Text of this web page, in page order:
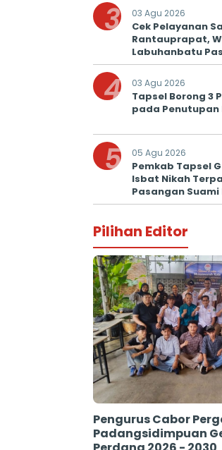
3 03 Agu 2026
Cek Pelayanan
Rantauprapat,
Labuhanbatu
Prima untuk
4 03 Agu 2026
Tapsel Borong 3
pada Penutupan
5 05 Agu 2026
Pemkab Tapsel
Isbat Nikah
Pasangan
Kepastian Hukum
Pilihan Editor
Pengurus Cabor
Padangsidimpuan